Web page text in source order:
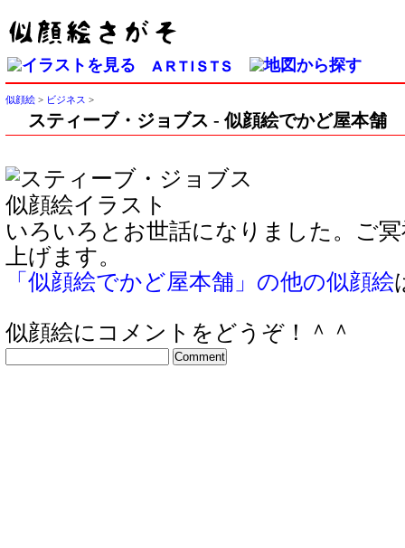
似顔絵 > ビジネス >
スティーブ・ジョブス - 似顔絵でかど屋本舗
いろいろとお世話になりました。ご
上げます。
「似顔絵でかど屋本舗」の他の似顔絵
似顔絵にコメントをどうぞ！＾＾